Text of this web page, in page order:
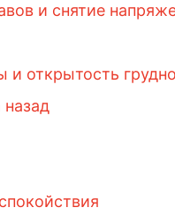
и снятие
открытость